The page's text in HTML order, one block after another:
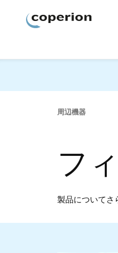
周辺機器
フ
製品についてさ